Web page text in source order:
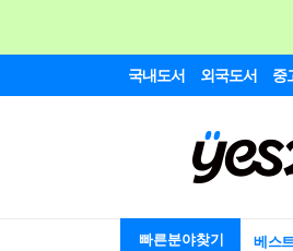
국내도서 외국도서 중
빠른분야찾기 베스